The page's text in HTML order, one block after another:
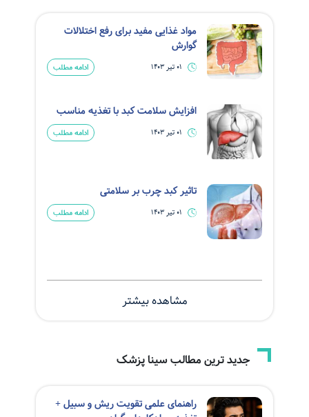
مواد غذایی مفید برای رفع اختلالات
گوارش
01 تیر 1403 ادامه مطلب
افزایش سلامت کبد با تغذیه مناسب
01 تیر 1403 ادامه مطلب
تاثیر کبد چرب بر سلامتی
01 تیر 1403 ادامه مطلب
مشاهده بیشتر
جدید ترین مطالب سینا پزشک
راهنمای علمی تقویت ریش و سبیل +